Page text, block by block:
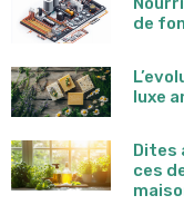
de
luxe
Dites
ces